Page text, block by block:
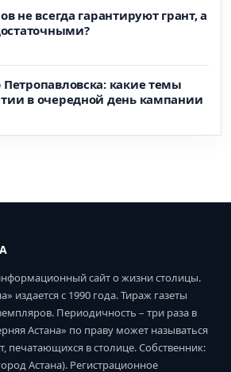
не всегда гарантируют грант, а
какие темы
в очередной день кампании
сайт о жизни столицы.
издается с 1990 года. Тираж газеты
Периодичность – три раза в
Астана» по праву может называться
печатающихся в столице. Собственник:
Астана). Регистрационное